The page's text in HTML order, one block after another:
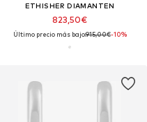
ETHISHER DIAMANTEN
823,50€
Último precio más bajo:915,00€-10%